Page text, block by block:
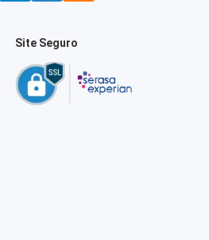
Site Seguro